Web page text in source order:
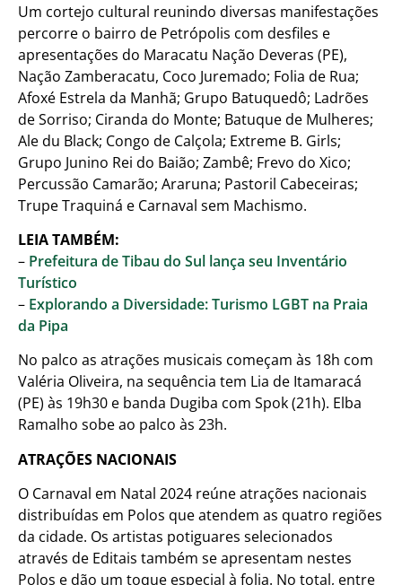
Um cortejo cultural reunindo diversas manifestações
percorre o bairro de Petrópolis com desfiles e
apresentações do Maracatu Nação Deveras (PE),
Nação Zamberacatu, Coco Juremado; Folia de Rua;
Afoxé Estrela da Manhã; Grupo Batuquedô; Ladrões
de Sorriso; Ciranda do Monte; Batuque de Mulheres;
Ale du Black; Congo de Calçola; Extreme B. Girls;
Grupo Junino Rei do Baião; Zambê; Frevo do Xico;
Percussão Camarão; Araruna; Pastoril Cabeceiras;
Trupe Traquiná e Carnaval sem Machismo.
LEIA TAMBÉM:
– Prefeitura de Tibau do Sul lança seu Inventário
Turístico
– Explorando a Diversidade: Turismo LGBT na Praia
da Pipa
No palco as atrações musicais começam às 18h com
Valéria Oliveira, na sequência tem Lia de Itamaracá
(PE) às 19h30 e banda Dugiba com Spok (21h). Elba
Ramalho sobe ao palco às 23h.
ATRAÇÕES NACIONAIS
O Carnaval em Natal 2024 reúne atrações nacionais
distribuídas em Polos que atendem as quatro regiões
da cidade. Os artistas potiguares selecionados
através de Editais também se apresentam nestes
Polos e dão um toque especial à folia. No total, entre